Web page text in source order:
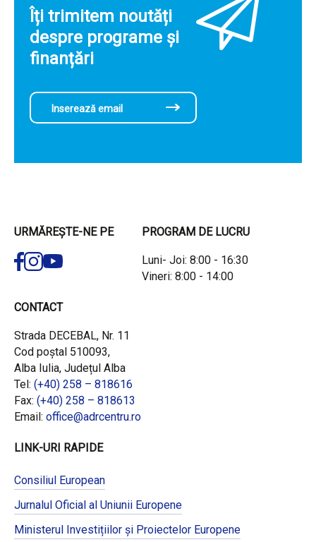
Îți trimitem noutăți
despre programe și
finanțări
URMĂREȘTE-NE PE PROGRAM DE LUCRU
Luni- Joi: 8:00 - 16:30
Vineri: 8:00 - 14:00
CONTACT
Strada DECEBAL, Nr. 11
Cod poștal 510093,
Alba Iulia, Județul Alba
Tel: (+40) 258 – 818616
Fax: (+40) 258 – 818613
Email: office@adrcentru.ro
LINK-URI RAPIDE
Consiliul European
Jurnalul Oficial al Uniunii Europene
Ministerul Investițiilor și Proiectelor Europene